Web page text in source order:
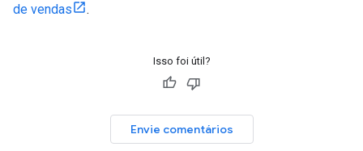
de vendas
.
Isso foi útil?
Envie comentários